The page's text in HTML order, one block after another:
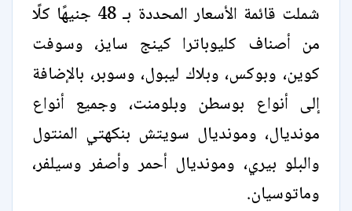
شملت قائمة الأسعار المحددة بـ 48 جنيهًا كلًا
من أصناف كليوباترا كينج سايز، وسوفت
كوين، وبوكس، وبلاك ليبول، وسوبر، بالإضافة
إلى أنواع بوسطن وبلومنت، وجميع أنواع
مونديال، ومونديال سويتش بنكهتي المنتول
والبلو بيري، ومونديال أحمر وأصفر وسيلفر،
وماتوسيان.